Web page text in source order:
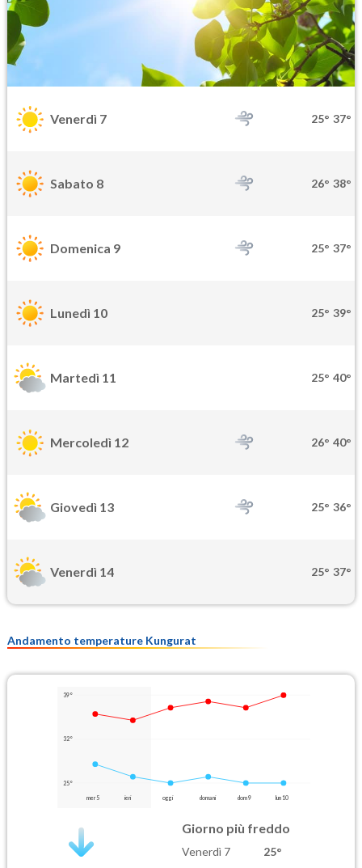
Venerdì 7 25° 37°
Sabato 8 26° 38°
Domenica 9 25° 37°
Lunedì 10 25° 39°
Martedì 11 25° 40°
Mercoledì 12 26° 40°
Giovedì 13 25° 36°
Venerdì 14 25° 37°
Andamento temperature Kungurat
39°
32°
25°
mer 5 ieri oggi domani dom 9 lun 10
Giorno più freddo
Venerdì 7 25°